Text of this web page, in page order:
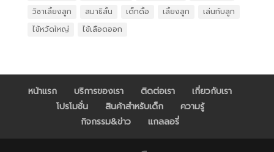
วิชาเลี้ยงลูก
สมาธิสั้น เด็กดื้อ เลี้ยงลูก
เล่นกับลูก
ไข้หวัดใหญ่
ไข้เลือดออก
หน้าแรก บริการของเรา ติดต่อเรา
เกี่ยวกับเรา
โปรโมชั่น
สินค้าสำหรับเด็ก
ความรู้
กิจกรรม&ข่าว
แกลลอรี่